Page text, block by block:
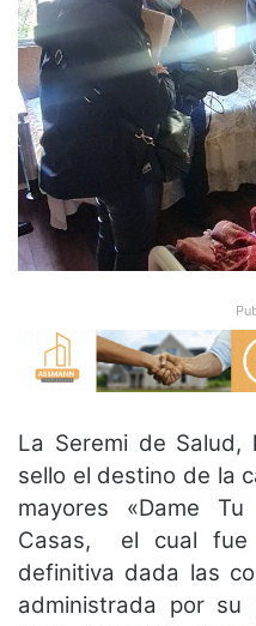
La Seremi de
sello el destino de la
mayores «Dame
Casas, el cual fue
definitiva dada las
administrada por